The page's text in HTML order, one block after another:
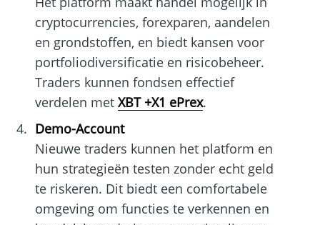
cryptocurrencies, forexparen, aandelen
en grondstoffen, en biedt kansen voor
portfoliodiversificatie en risicobeheer.
Traders kunnen fondsen effectief
verdelen met XBT +X1 ePrex.
Demo-Account
Nieuwe traders kunnen het platform en
hun strategieën testen zonder echt geld
te riskeren. Dit biedt een comfortabele
omgeving om functies te verkennen en